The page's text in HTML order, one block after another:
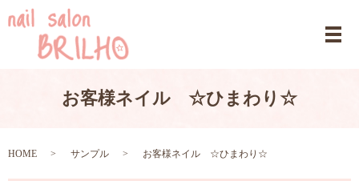
お客様ネイル ☆ひまわり☆
HOME サンプル お客様ネイル ☆ひまわり☆